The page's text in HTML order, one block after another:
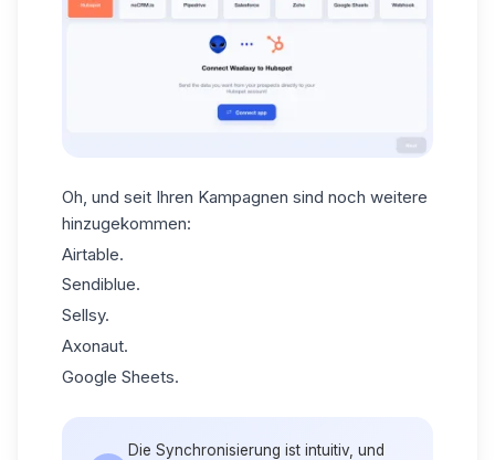
Oh, und seit Ihren Kampagnen sind noch weitere
hinzugekommen:
Airtable.
Sendiblue.
Sellsy.
Axonaut.
Google Sheets.
Die Synchronisierung ist intuitiv, und